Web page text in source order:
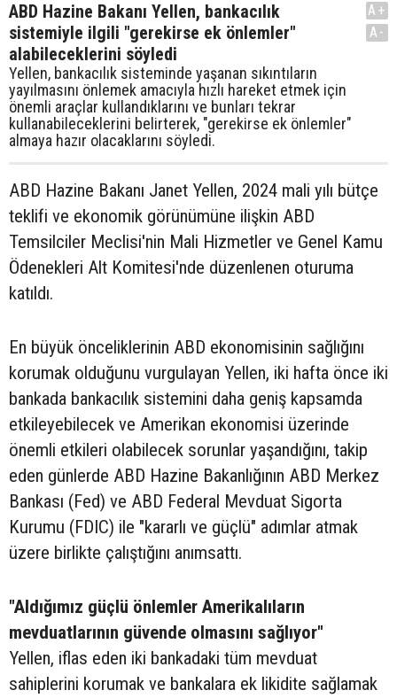
ABD Hazine Bakanı Yellen, bankacılık
sistemiyle ilgili "gerekirse ek önlemler"
alabileceklerini söyledi
Yellen, bankacılık sisteminde yaşanan sıkıntıların
yayılmasını önlemek amacıyla hızlı hareket etmek için
önemli araçlar kullandıklarını ve bunları tekrar
kullanabileceklerini belirterek, "gerekirse ek önlemler"
almaya hazır olacaklarını söyledi.
A+
A-
ABD Hazine Bakanı Janet Yellen, 2024 mali yılı bütçe
teklifi ve ekonomik görünümüne ilişkin ABD
Temsilciler Meclisi'nin Mali Hizmetler ve Genel Kamu
Ödenekleri Alt Komitesi'nde düzenlenen oturuma
katıldı.
En büyük önceliklerinin ABD ekonomisinin sağlığını
korumak olduğunu vurgulayan Yellen, iki hafta önce iki
bankada bankacılık sistemini daha geniş kapsamda
etkileyebilecek ve Amerikan ekonomisi üzerinde
önemli etkileri olabilecek sorunlar yaşandığını, takip
eden günlerde ABD Hazine Bakanlığının ABD Merkez
Bankası (Fed) ve ABD Federal Mevduat Sigorta
Kurumu (FDIC) ile "kararlı ve güçlü" adımlar atmak
üzere birlikte çalıştığını anımsattı.
"Aldığımız güçlü önlemler Amerikalıların
mevduatlarının güvende olmasını sağlıyor"
Yellen, iflas eden iki bankadaki tüm mevduat
sahiplerini korumak ve bankalara ek likidite sağlamak